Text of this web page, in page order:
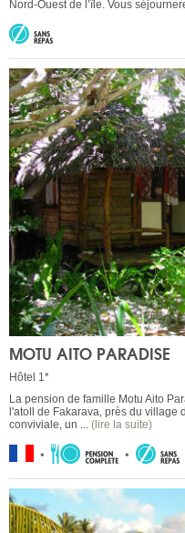
Nord-Ouest de l’île. Vous
MOTU AITO PARADISE
Hôtel 1*
La pension de famille Motu Aito
l'atoll de Fakarava, près du village
conviviale, un ... (lire la suite)